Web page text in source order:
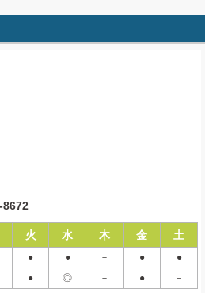
8672
火 水 木 金 土
● ● － ●
●
● ◎ － ● －